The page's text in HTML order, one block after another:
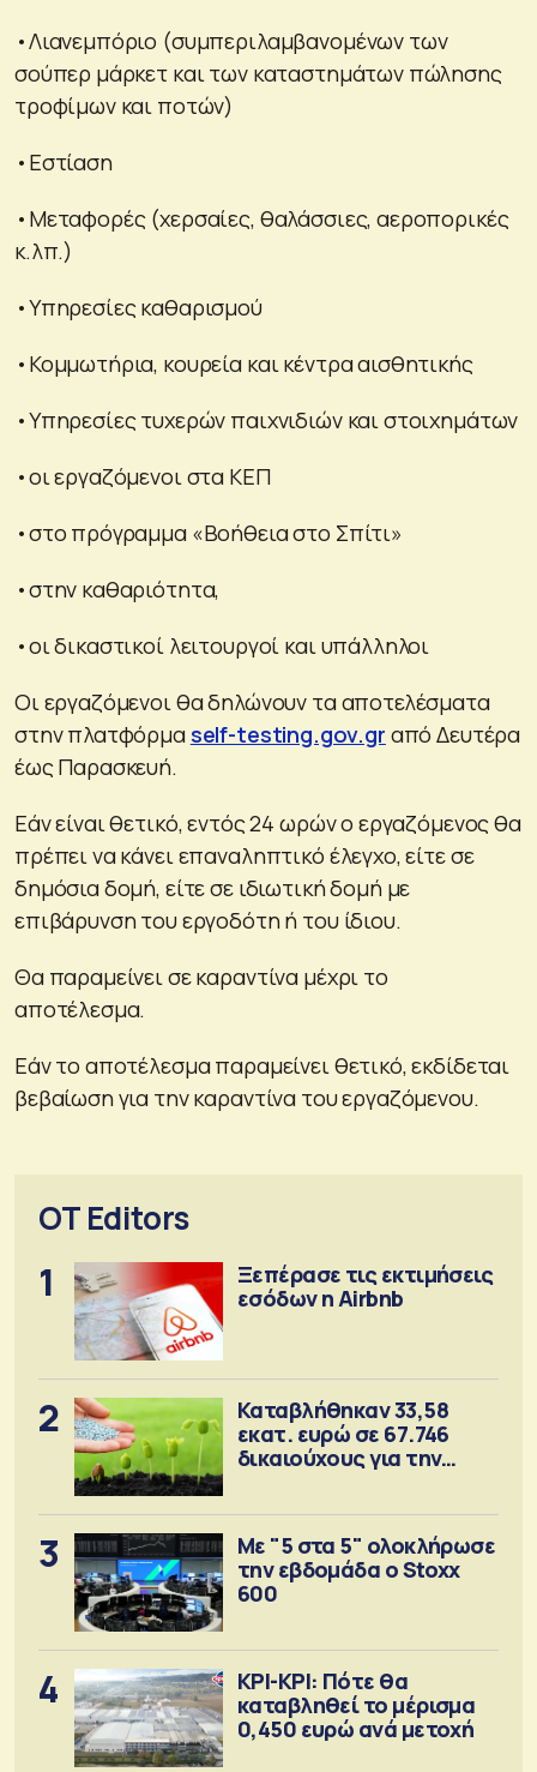
•Λιανεμπόριο (συμπεριλαμβανομένων των
σούπερ μάρκετ και των καταστημάτων πώλησης
τροφίμων και ποτών)
•Εστίαση
•Μεταφορές (χερσαίες, θαλάσσιες, αεροπορικές
κ.λπ.)
•Υπηρεσίες καθαρισμού
•Κομμωτήρια, κουρεία και κέντρα αισθητικής
•Υπηρεσίες τυχερών παιχνιδιών και στοιχημάτων
•οι εργαζόμενοι στα ΚΕΠ
•στο πρόγραμμα «Βοήθεια στο Σπίτι»
•στην καθαριότητα,
•οι δικαστικοί λειτουργοί και υπάλληλοι
Οι εργαζόμενοι θα δηλώνουν τα αποτελέσματα
στην πλατφόρμαself-testing.gov.gr από Δευτέρα
έως Παρασκευή.
Εάν είναι θετικό, εντός 24 ωρών ο εργαζόμενος θα
πρέπει να κάνει επαναληπτικό έλεγχο, είτε σε
δημόσια δομή, είτε σε ιδιωτική δομή με
επιβάρυνση του εργοδότη ή του ίδιου.
Θα παραμείνει σε καραντίνα μέχρι το
αποτέλεσμα.
Εάν το αποτέλεσμα παραμείνει θετικό, εκδίδεται
βεβαίωση για την καραντίνα του εργαζόμενου.
OT Editors
1
Ξεπέρασε τις εκτιμήσεις
εσόδων η Airbnb
2
Καταβλήθηκαν 33,58
εκατ. ευρώ σε 67.746
δικαιούχους για την
3
Με "5 στα 5" ολοκλήρωσε
την εβδομάδα ο Stoxx
600
4
ΚΡΙ-ΚΡΙ: Πότε θα
καταβληθεί το μέρισμα
0,450 ευρώ ανά μετοχή